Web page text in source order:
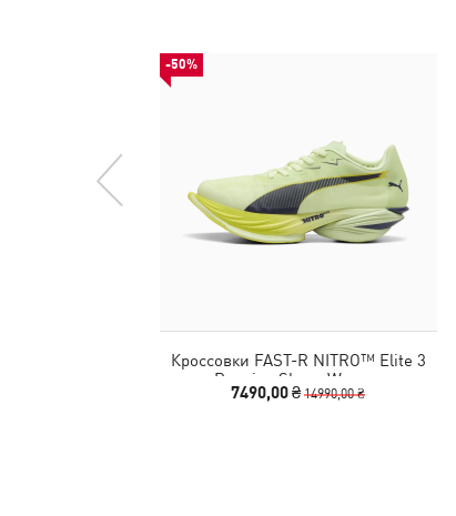
-50%
Кроссовки FAST-R NITRO™ Elite 3
Running Shoes Women
7490,00 ₴14990,00 ₴